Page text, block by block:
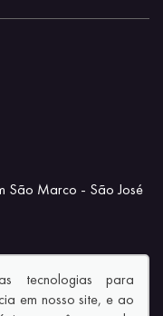
São Marco - São José
tecnologias para
em nosso site, e ao